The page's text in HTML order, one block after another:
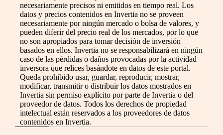
necesariamente precisos ni emitidos en tiempo real. Los
datos y precios contenidos en Invertia no se proveen
necesariamente por ningún mercado o bolsa de valores, y
pueden diferir del precio real de los mercados, por lo que
no son apropiados para tomar decisión de inversión
basados en ellos. Invertia no se responsabilizará en ningún
caso de las pérdidas o daños provocadas por la actividad
inversora que relices basándote en datos de este portal.
Queda prohibido usar, guardar, reproducir, mostrar,
modificar, transmitir o distribuir los datos mostrados en
Invertia sin permiso explícito por parte de Invertia o del
proveedor de datos. Todos los derechos de propiedad
intelectual están reservados a los proveedores de datos
contenidos en Invertia.